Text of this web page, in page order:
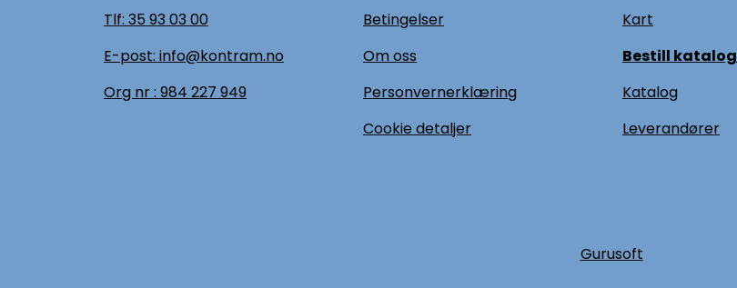
Tlf: 35 93 03 00
E-post: info@kontram.no
Org nr : 984 227 949
Betingelser
Om oss
Personvernerklæring
Cookie detaljer
Kart
Bestill katalog
Katalog
Leverandører
Gurusoft